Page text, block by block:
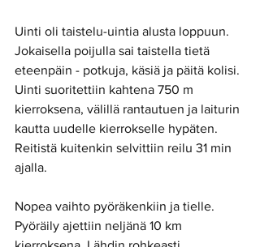
Uinti oli taistelu-uintia alusta loppuun.
Jokaisella poijulla sai taistella tietä
eteenpäin - potkuja, käsiä ja päitä kolisi.
Uinti suoritettiin kahtena 750 m
kierroksena, välillä rantautuen ja laiturin
kautta uudelle kierrokselle hypäten.
Reitistä kuitenkin selvittiin reilu 31 min
ajalla.
Nopea vaihto pyöräkenkiin ja tielle.
Pyöräily ajettiin neljänä 10 km